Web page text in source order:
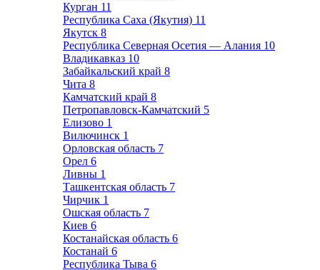
Курган 11
Республика Саха (Якутия) 11
Якутск 8
Республика Северная Осетия — Алания 10
Владикавказ 10
Забайкальский край 8
Чита 8
Камчатский край 8
Петропавловск-Камчатский 5
Елизово 1
Вилючинск 1
Орловская область 7
Орел 6
Ливны 1
Ташкентская область 7
Чирчик 1
Ошская область 7
Киев 6
Костанайская область 6
Костанай 6
Республика Тыва 6